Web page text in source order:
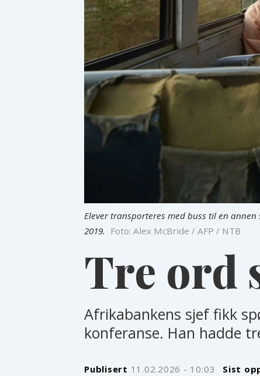
Elever transporteres med buss til en
2019. Foto: Alex McBride / AFP / NTB
Tre ord
Afrikabankens sjef fikk
konferanse. Han hadde
Publisert 11.02.2026 - 10:03 Sist